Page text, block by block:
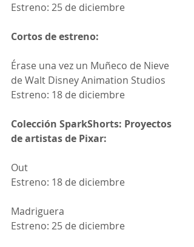
Estreno: 25 de diciembre
Cortos de estreno:
Érase una vez un Muñeco de Nieve
de Walt Disney Animation Studios
Estreno: 18 de diciembre
Colección SparkShorts: Proyectos
de artistas de Pixar:
Out
Estreno: 18 de diciembre
Madriguera
Estreno: 25 de diciembre